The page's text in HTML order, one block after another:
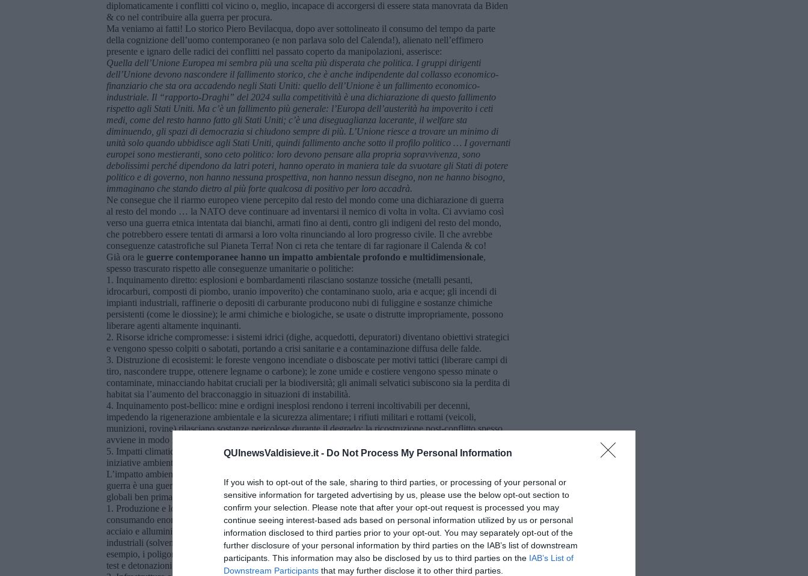
QUInewsValdisieve.it - Do Not Process My Personal Information
If you wish to opt-out of the sale, sharing to third parties, or processing of your personal or
sensitive information for targeted advertising by us, please use the below opt-out section to
confirm your selection. Please note that after your opt-out request is processed you may
continue seeing interest-based ads based on personal information utilized by us or personal
information disclosed to third parties prior to your opt-out. You may separately opt-out of the
further disclosure of your personal information by third parties on the IAB’s list of downstream
participants. This information may also be disclosed by us to third parties on the IAB’s List of
Downstream Participants that may further disclose it to other third parties.
diplomaticamente i conflitti col vicino o, meglio, incapace di accorgersi di essere stata manovrata da Biden
& co nel contribuire alla guerra per procura.
Ma veniamo ai fatti! Lo storico Piero Bevilacqua, dopo aver sottolineato il consumo del tempo da parte
della cognizione dell’uomo contemporaneo (e non parlava solo del Calenda!), alienato nell’effimero
presente e ignaro delle radici dei conflitti nel passato coperto da manipolazioni, asserisce:
Quella dell’Unione Europea mi sembra più una scelta più disperata che politica. I gruppi dirigenti
dell’Unione devono nascondere il fallimento storico, che è anche indipendente dal collasso economico-
finanziario che sta ora accadendo negli Stati Uniti: quello dell’Unione è un fallimento economico-
industriale. Il “rapporto-Draghi” del 2024 sulla competitività è una dichiarazione di questo fallimento
rispetto agli Stati Uniti. Ma c’è un fallimento più generale: l’Europa dell’austerità ha impoverito i ceti
medi, come del resto hanno fatto gli Stati Uniti; c’è una diseguaglianza lacerante, il welfare sta
diminuendo, gli spazi di democrazia si chiudono sempre di più. L’Unione riesce a trovare un minimo di
unità solo quando ubbidisce agli Stati Uniti, quindi fallimento anche sotto il profilo politico … I governanti
europei sono mestieranti, sono ceto politico: loro devono pensare alla propria sopravvivenza, sono
debolissimi perché dipendono da latri poteri, hanno operato in maniera tale da svuotare gli Stati di potere
politico e di governo, non hanno nessuna prospettiva, non hanno nessun disegno, non ne hanno bisogno,
immaginano che stando dietro al più forte qualcosa di positivo per loro accadrà.
Ne consegue che il riarmo europeo viene percepito dal resto del mondo come una dichiarazione di guerra
al resto del mondo … la NATO deve continuare ad inventarsi il nemico di volta in volta. Ci avviamo così
verso una guerra etnica intentata dai bianchi, armati fino ai denti, contro gli indigeni del resto del mondo,
che potrebbero essere tentati di armarsi a loro volta rinunciando al loro progresso civile. Il che avrebbe
conseguenze catastrofiche sul Pianeta Terra! Non ci reta che tentare di far ragionare il Calenda & co!
Già ora le guerre contemporanee hanno un impatto ambientale profondo e multidimensionale,
spesso trascurato rispetto alle conseguenze umanitarie o politiche:
1. Inquinamento diretto: esplosioni e bombardamenti rilasciano sostanze tossiche (metalli pesanti,
idrocarburi, composti di piombo, uranio impoverito) che contaminano suolo, aria e acque; gli incendi di
impianti industriali, raffinerie o depositi di carburante producono nubi di fuliggine e sostanze chimiche
persistenti (come le diossine); le armi chimiche e biologiche, se usate o distrutte impropriamente, possono
liberare agenti altamente inquinanti.
2. Risorse idriche compromesse: i sistemi idrici (dighe, acquedotti, depuratori) diventano obiettivi strategici
e vengono spesso colpiti o sabotati, portando a crisi sanitarie e a contaminazione diffusa delle falde.
3. Distruzione di ecosistemi: le foreste vengono incendiate o disboscate per motivi tattici (liberare campi di
tiro, nascondere truppe, ottenere legname o carbone); le zone umide e costiere vengono spesso minate o
contaminate, minacciando habitat cruciali per la biodiversità; gli animali selvatici subiscono sia la perdita di
habitat sia l’aumento del bracconaggio in situazioni di instabilità.
4. Inquinamento post-bellico: mine e ordigni inesplosi rendono i terreni incoltivabili per decenni,
impedendo la rigenerazione ambientale e la sicurezza alimentare; i rifiuti militari e rottami (veicoli,
munizioni, rovine) rilasciano sostanze pericolose durante il degrado; la ricostruzione post-conflitto spesso
avviene in modo rapido e non sostenibile, con un impatto urbanistico e ambientale elevato.
5. Impatti climatici indiretti: le guerre ostacolano la cooperazione internazionale sul clima, deviano fondi da
iniziative ambientali alla spesa militare e peggiorano la resilienza dei Paesi colpiti.
L’impatto ambientale di una guerra non inizia quando scoppia, ma molto prima. La fase preparatoria della
guerra è una guerra silenziosa contro l’ambiente consuma risorse, altera ecosistemi e aumenta le emissioni
globali ben prima che il primo colpo venga sparato ed ha effetti ecologici enormi e spesso invisibili:
1. Produzione e logistica militare: l’industria bellica fabbrica armi, veicoli, esplosivi e sistemi elettronici
consumando enormi quantità di energia e risorse minerarie (rame, litio, titanio, uranio); la produzione di
acciaio e alluminio per armamenti, aerei e navi militari è altamente emissiva di gas serra; i rifiuti tossici
industriali (solventi, lubrificanti, carburanti, esplosivi e residui metallici) contaminano acqua e suolo: ad
esempio, i poligoni militari negli Stati Uniti e in Europa hanno accumulato tonnellate di residui chimici da
test e detonazioni sperimentali, con contaminazioni da piombo e perclorati.